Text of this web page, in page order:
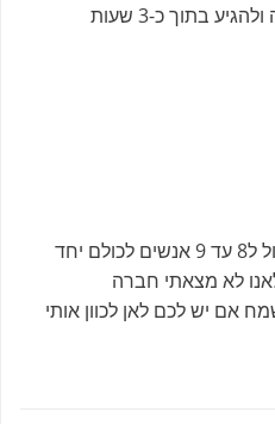
התעופה מילאנו מלפנסה ולהגיע בתוך כ-3 שעות
היי מעונינת להשכיר רכב גדול ל8 עד 9 אנשים לכולם יחד
לא מצאתי חברה
אם יש לכם לאן לכוון אותי